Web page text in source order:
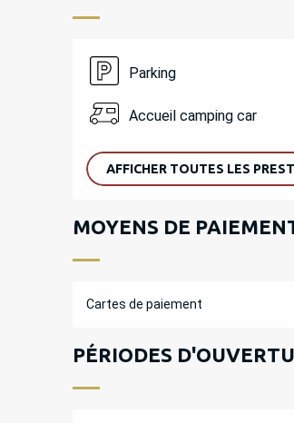
Parking
Accueil camping car
AFFICHER TOUTES LES
MOYENS DE
Cartes de paiement
PÉRIODES